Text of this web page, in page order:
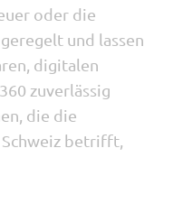
oder die
und lassen
digitalen
zuverlässig
die die
betrifft,